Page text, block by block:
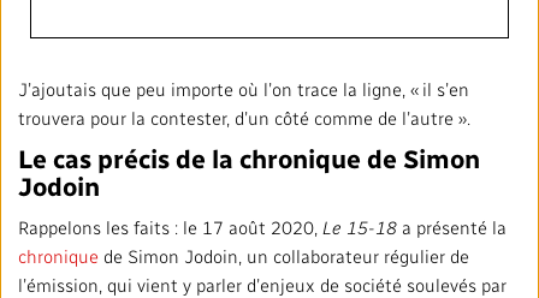
J’ajoutais que peu importe où l’on trace la ligne, « il s’en
trouvera pour la contester, d’un côté comme de l’autre ».
Le cas précis de la chronique de Simon
Jodoin
Rappelons les faits : le 17 août 2020, Le 15-18 a présenté la
chronique de Simon Jodoin, un collaborateur régulier de
l’émission, qui vient y parler d’enjeux de société soulevés par